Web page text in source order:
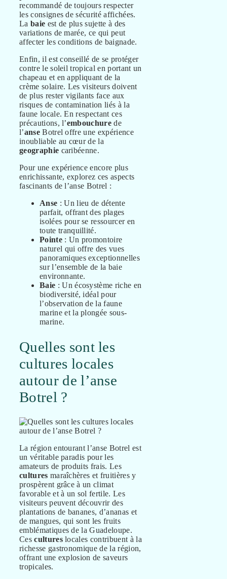
recommandé de toujours respecter
les consignes de sécurité affichées.
La baie est de plus sujette à des
variations de marée, ce qui peut
affecter les conditions de baignade.
Enfin, il est conseillé de se protéger
contre le soleil tropical en portant un
chapeau et en appliquant de la
crème solaire. Les visiteurs doivent
de plus rester vigilants face aux
risques de contamination liés à la
faune locale. En respectant ces
précautions, l’embouchure de
l’anseBotrel offre une expérience
inoubliable au cœur de la
geographie caribéenne.
Pour une expérience encore plus
enrichissante, explorez ces aspects
fascinants de l’anse Botrel :
Anse : Un lieu de détente
parfait, offrant des plages
isolées pour se ressourcer en
toute tranquillité.
Pointe: Un promontoire
naturel qui offre des vues
panoramiques exceptionnelles
sur l’ensemble de la baie
environnante.
Baie : Un écosystème riche en
biodiversité, idéal pour
l’observation de la faune
marine et la plongée sous-
marine.
Quelles sont les
cultures locales
autour de l’anse
Botrel ?
La région entourant l’anse Botrel est
un véritable paradis pour les
amateurs de produits frais. Les
cultures maraîchères et fruitières y
prospèrent grâce à un climat
favorable et à un sol fertile. Les
visiteurs peuvent découvrir des
plantations de bananes, d’ananas et
de mangues, qui sont les fruits
emblématiques de la Guadeloupe.
Cescultureslocales contribuent à la
richesse gastronomique de la région,
offrant une explosion de saveurs
tropicales.